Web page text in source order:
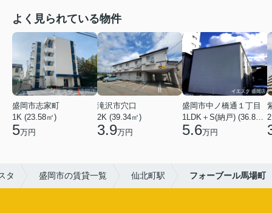
よく見られている物件
盛岡市志家町
1K (23.58㎡)
5万円
滝沢市穴口
2K (39.34㎡)
3.9万円
盛岡市中ノ橋通１丁目
1LDK＋S(納戸) (36.80㎡)
5.6万円
タ 盛岡市の賃貸一覧 仙北町駅 フォーブール馬場町